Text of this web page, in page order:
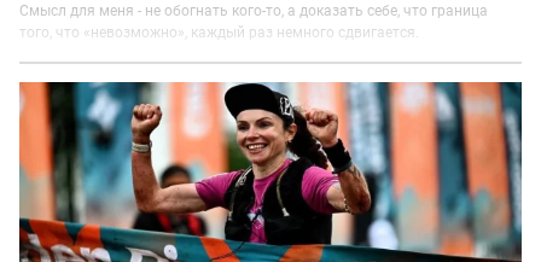
Смысл для меня - не обогнать кого-то, а доказать себе, что граница
того, что «невозможно», каждый раз немного сдвигается.